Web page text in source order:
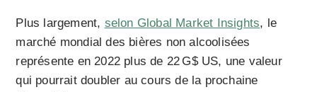
Plus largement, selon Global Market Insights, le
marché mondial des bières non alcoolisées
représente en 2022 plus de 22 G$ US, une valeur
qui pourrait doubler au cours de la prochaine